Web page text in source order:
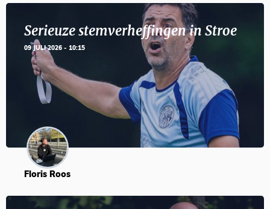
Serieuze stemverheffingen in Stroe
09 JULI 2026 - 10:15
Floris Roos